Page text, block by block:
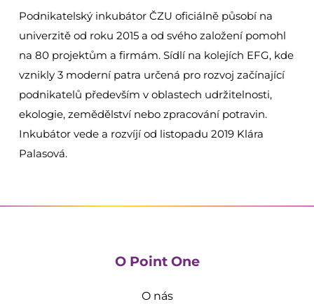
Podnikatelský inkubátor ČZU oficiálně působí na
univerzitě od roku 2015 a od svého založení pomohl
na 80 projektům a firmám. Sídlí na kolejích EFG, kde
vznikly 3 moderní patra určená pro rozvoj začínající
podnikatelů především v oblastech udržitelnosti,
ekologie, zemědělství nebo zpracování potravin.
Inkubátor vede a rozvíjí od listopadu 2019 Klára
Palasová.
O Point One
O nás